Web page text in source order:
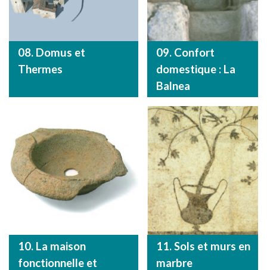
08. Domus et
Thermes
09. Confort
domestique : La
Balnea
10. La maison
fonctionnelle et
11. Sols et murs en
marbre